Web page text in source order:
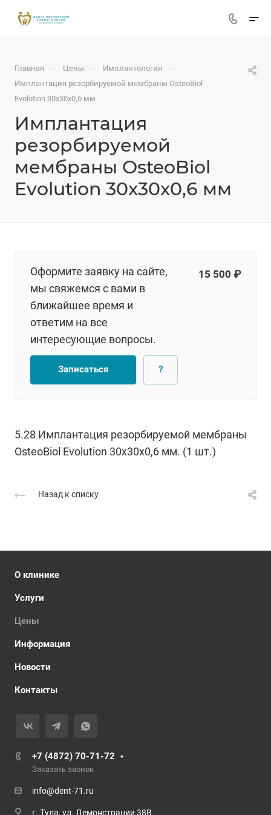
Главная — Цены — Имплантология —
Имплантация резорбируемой мембраны OsteoBiol
Evolution 30х30х0,6 мм
Имплантация
резорбируемой
мембраны OsteoBiol
Evolution 30х30х0,6 мм
Оформите заявку на сайте,
мы свяжемся с вами в
ближайшее время и
ответим на все
интересующие вопросы.
15 500 ₽
Записаться ?
5.28 Имплантация резорбируемой мембраны
OsteoBiol Evolution 30х30х0,6 мм. (1 шт.)
Назад к списку
О клинике
Услуги
Цены
Информация
Новости
Контакты
+7 (4872) 70-71-72
Заказать звонок
info@dent-71.ru
г. Тула, ул. Демонстрации 38В